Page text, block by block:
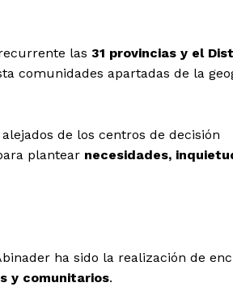
las 31 provincias y el
comunidades apartadas de la
de los centros de decisión
plantear necesidades,
ha sido la realización de
y comunitarios.